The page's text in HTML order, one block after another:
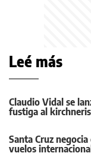
Leé más
Claudio Vidal se
fustiga al
Santa Cruz
vuelos